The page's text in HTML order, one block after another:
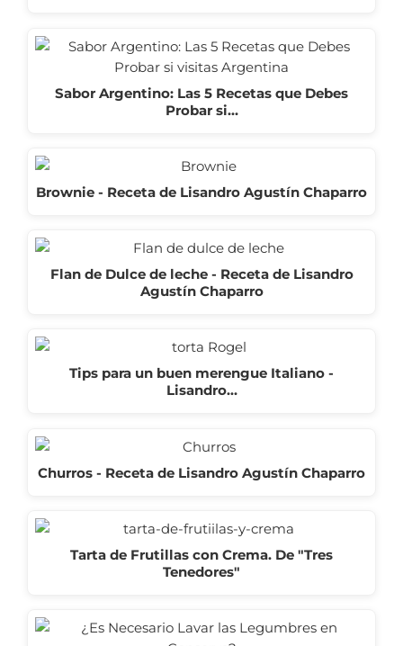
Sabor Argentino: Las 5 Recetas que Debes
Probar si…
Brownie - Receta de Lisandro Agustín Chaparro
Flan de Dulce de leche - Receta de Lisandro
Agustín Chaparro
Tips para un buen merengue Italiano -
Lisandro…
Churros - Receta de Lisandro Agustín Chaparro
Tarta de Frutillas con Crema. De "Tres
Tenedores"